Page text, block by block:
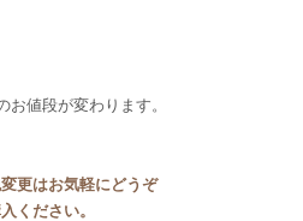
値段が変わります。
更はお気軽にどうぞ
ください。